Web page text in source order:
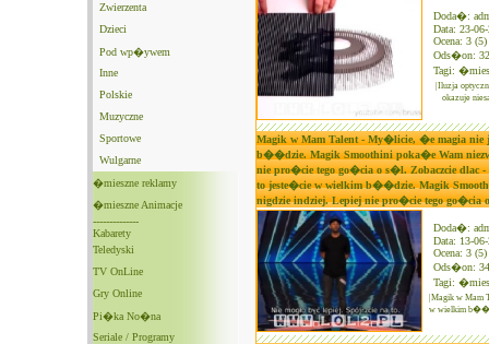
Zwierzenta
Dzieci
Pod wp�ywem
Inne
Polskie
Muzyczne
Sportowe
Wulgarne
�mieszne reklamy
�mieszne Animacje
--------------
Kabarety
Teledyski
TV OnLine
Gry Online
Pi�ka No�na
Seriale / Programy
Doda�:
Data: 23-
Ocena: 3 (5)
Ods�on:
Tagi:
|Iluzja
okazuje
Magik w Mam Talent - My�licie, �e magia nie
b��dzie. Magik Smoothini poka�e Wam
nie pro�cie tego go�cia o s�l. Zobaczcie dlac
to jeste�cie w wielkim b��dzie. Magik
nigdzie indziej. Lepiej nie pro�cie tego go�cia
Doda�:
Data: 13-
Ocena: 3 (5)
Ods�on:
Tagi:
|Magik w Mam
w wielkim